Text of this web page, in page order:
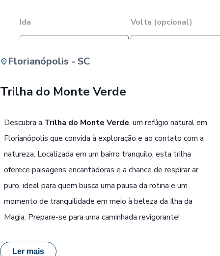
Ida Volta (opcional)
Florianópolis - SC
Trilha do Monte Verde
Descubra a Trilha do Monte Verde, um refúgio natural em
Florianópolis que convida à exploração e ao contato com a
natureza. Localizada em um bairro tranquilo, esta trilha
oferece paisagens encantadoras e a chance de respirar ar
puro, ideal para quem busca uma pausa da rotina e um
momento de tranquilidade em meio à beleza da Ilha da
Magia. Prepare-se para uma caminhada revigorante!
Ler mais